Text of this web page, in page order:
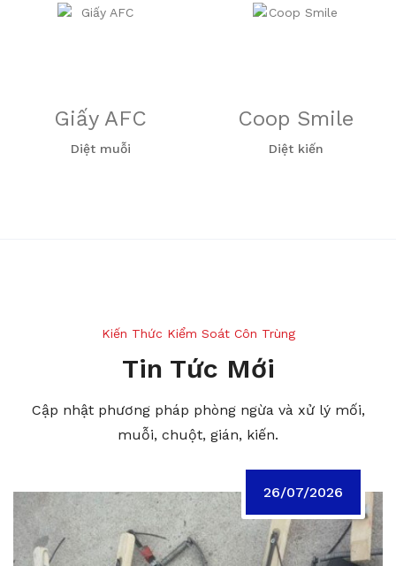
Giấy AFC
Diệt muỗi
Coop Smile
Diệt kiến
Kiến Thức Kiểm Soát Côn Trùng
Tin Tức Mới
Cập nhật phương pháp phòng ngừa và xử lý mối,
muỗi, chuột, gián, kiến.
26/07/2026